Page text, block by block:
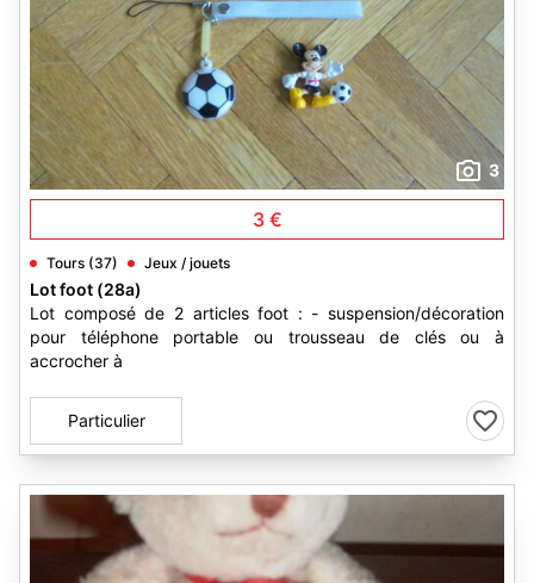
3
3 €
Tours (37) Jeux / jouets
Lot foot (28a)
Lot composé de 2 articles foot : - suspension/décoration
pour téléphone portable ou trousseau de clés ou à
accrocher à
Particulier